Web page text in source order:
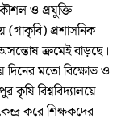
ও প্রযুক্তি
(গাকৃবি) প্রশাসনিক
ক্রমেই বাড়ছে।
দিনের মতো বিক্ষোভ ও
কৃষি বিশ্ববিদ্যালয়ে
করে শিক্ষকদের